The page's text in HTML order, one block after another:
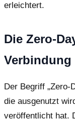
erleichtert.
Die Zero-
Verbindung
Der Begriff „Zero-
die ausgenutzt
veröffentlicht hat.